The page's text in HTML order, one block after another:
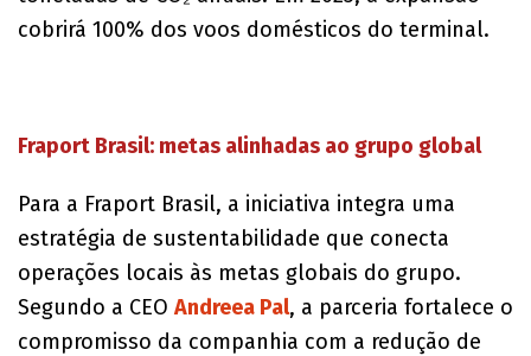
cobrirá 100% dos voos domésticos do terminal.
Fraport Brasil: metas alinhadas ao grupo global
Para a Fraport Brasil, a iniciativa integra uma
estratégia de sustentabilidade que conecta
operações locais às metas globais do grupo.
Segundo a CEO Andreea Pal, a parceria fortalece o
compromisso da companhia com a redução de